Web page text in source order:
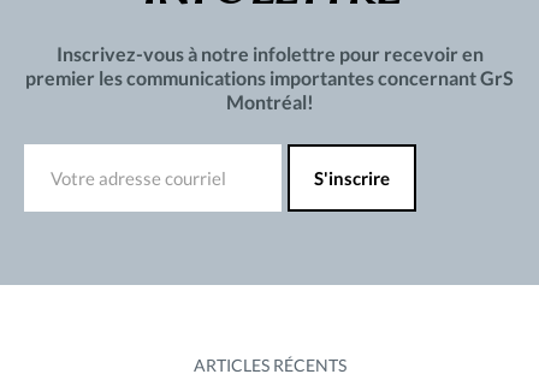
Inscrivez-vous à notre infolettre pour recevoir en
premier les communications importantes concernant GrS
Montréal!
ARTICLES RÉCENTS